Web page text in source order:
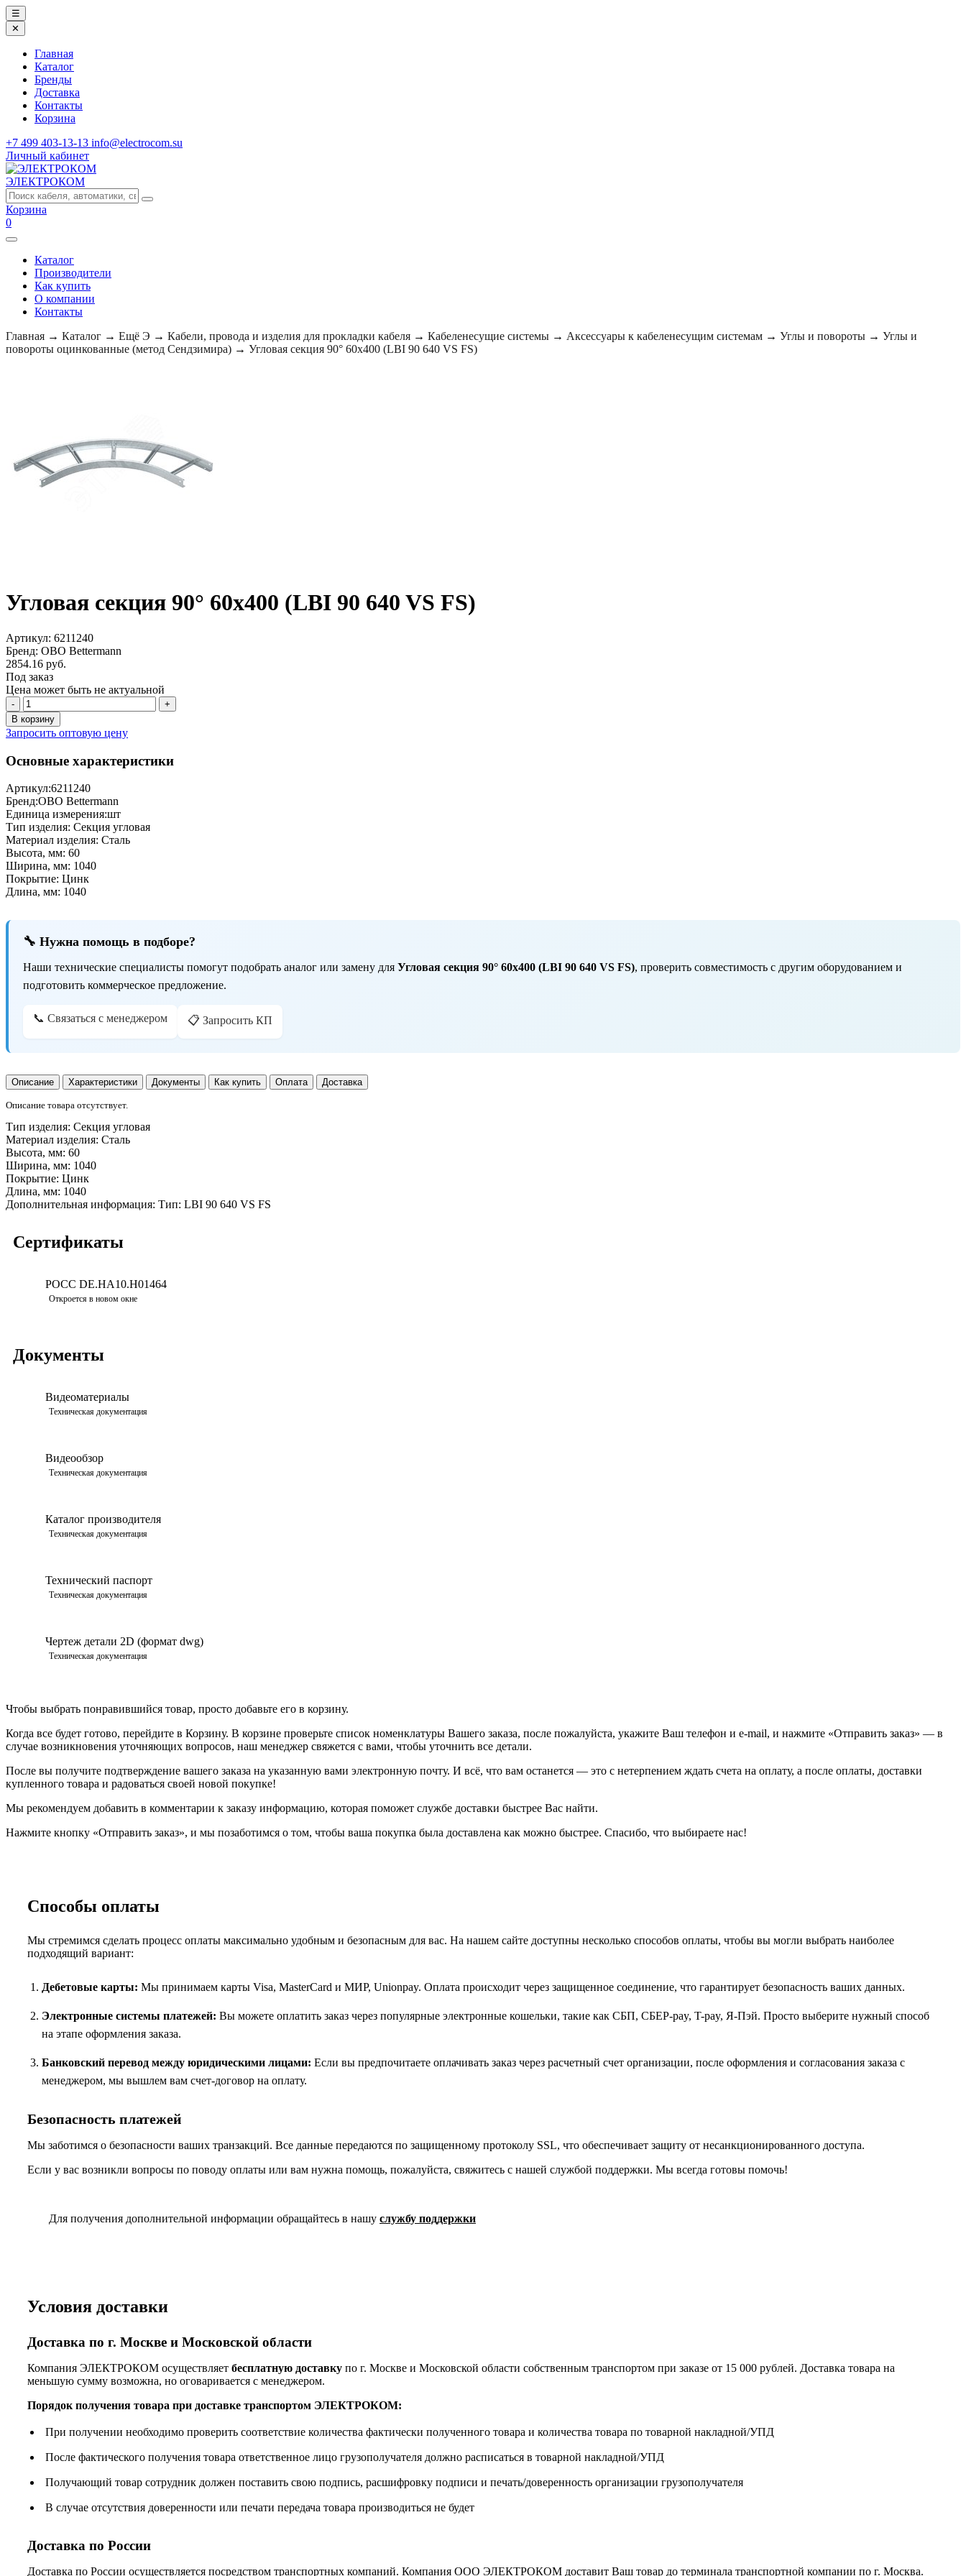
☰
✕
Главная
Каталог
Бренды
Доставка
Контакты
Корзина
+7 499 403-13-13 info@electrocom.su
Личный кабинет
ЭЛЕКТРОКОМ
Корзина
0
Каталог
Производители
Как купить
О компании
Контакты
Главная → Каталог → Ещё Э → Кабели, провода и изделия для прокладки кабеля → Кабеленесущие системы → Аксессуары к кабеленесущим системам → Углы и повороты → Углы и
повороты оцинкованные (метод Сендзимира) → Угловая секция 90° 60x400 (LBI 90 640 VS FS)
Угловая секция 90° 60x400 (LBI 90 640 VS FS)
Артикул: 6211240
Бренд: OBO Bettermann
2854.16 руб.
Под заказ
Цена может быть не актуальной
-
+
В корзину
Запросить оптовую цену
Основные характеристики
Артикул:6211240
Бренд:OBO Bettermann
Единица измерения:шт
Тип изделия: Секция угловая
Материал изделия: Сталь
Высота, мм: 60
Ширина, мм: 1040
Покрытие: Цинк
Длина, мм: 1040
🔧 Нужна помощь в подборе?
Наши технические специалисты помогут подобрать аналог или замену для Угловая секция 90° 60x400 (LBI 90 640 VS FS), проверить совместимость с другим оборудованием и
подготовить коммерческое предложение.
📞 Связаться с менеджером 📋 Запросить КП
Описание Характеристики Документы Как купить Оплата Доставка
Описание товара отсутствует.
Тип изделия: Секция угловая
Материал изделия: Сталь
Высота, мм: 60
Ширина, мм: 1040
Покрытие: Цинк
Длина, мм: 1040
Дополнительная информация: Тип: LBI 90 640 VS FS
Сертификаты
POCC DE.НА10.H01464
Откроется в новом окне
Документы
Видеоматериалы
Техническая документация
Видеообзор
Техническая документация
Каталог производителя
Техническая документация
Технический паспорт
Техническая документация
Чертеж детали 2D (формат dwg)
Техническая документация
Чтобы выбрать понравившийся товар, просто добавьте его в корзину.
Когда все будет готово, перейдите в Корзину. В корзине проверьте список номенклатуры Вашего заказа, после пожалуйста, укажите Ваш телефон и e-mail, и нажмите «Отправить заказ» — в
случае возникновения уточняющих вопросов, наш менеджер свяжется с вами, чтобы уточнить все детали.
После вы получите подтверждение вашего заказа на указанную вами электронную почту. И всё, что вам останется — это с нетерпением ждать счета на оплату, а после оплаты, доставки
купленного товара и радоваться своей новой покупке!
Мы рекомендуем добавить в комментарии к заказу информацию, которая поможет службе доставки быстрее Вас найти.
Нажмите кнопку «Отправить заказ», и мы позаботимся о том, чтобы ваша покупка была доставлена как можно быстрее. Спасибо, что выбираете нас!
Способы оплаты
Мы стремимся сделать процесс оплаты максимально удобным и безопасным для вас. На нашем сайте доступны несколько способов оплаты, чтобы вы могли выбрать наиболее
подходящий вариант:
Дебетовые карты: Мы принимаем карты Visa, MasterCard и МИР, Unionpay. Оплата происходит через защищенное соединение, что гарантирует безопасность ваших данных.
Электронные системы платежей: Вы можете оплатить заказ через популярные электронные кошельки, такие как СБП, СБЕР-pay, T-pay, Я-Пэй. Просто выберите нужный способ
на этапе оформления заказа.
Банковский перевод между юридическими лицами: Если вы предпочитаете оплачивать заказ через расчетный счет организации, после оформления и согласования заказа с
менеджером, мы вышлем вам счет-договор на оплату.
Безопасность платежей
Мы заботимся о безопасности ваших транзакций. Все данные передаются по защищенному протоколу SSL, что обеспечивает защиту от несанкционированного доступа.
Если у вас возникли вопросы по поводу оплаты или вам нужна помощь, пожалуйста, свяжитесь с нашей службой поддержки. Мы всегда готовы помочь!
Для получения дополнительной информации обращайтесь в нашу службу поддержки
Условия доставки
Доставка по г. Москве и Московской области
Компания ЭЛЕКТРОКОМ осуществляет бесплатную доставку по г. Москве и Московской области собственным транспортом при заказе от 15 000 рублей. Доставка товара на
меньшую сумму возможна, но оговаривается с менеджером.
Порядок получения товара при доставке транспортом ЭЛЕКТРОКОМ:
При получении необходимо проверить соответствие количества фактически полученного товара и количества товара по товарной накладной/УПД
После фактического получения товара ответственное лицо грузополучателя должно расписаться в товарной накладной/УПД
Получающий товар сотрудник должен поставить свою подпись, расшифровку подписи и печать/доверенность организации грузополучателя
В случае отсутствия доверенности или печати передача товара производиться не будет
Доставка по России
Доставка по России осуществляется посредством транспортных компаний. Компания ООО ЭЛЕКТРОКОМ доставит Ваш товар до терминала транспортной компании по г. Москва.